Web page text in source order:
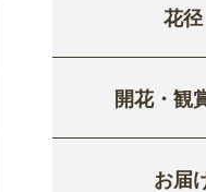
花径
開花・観
お届